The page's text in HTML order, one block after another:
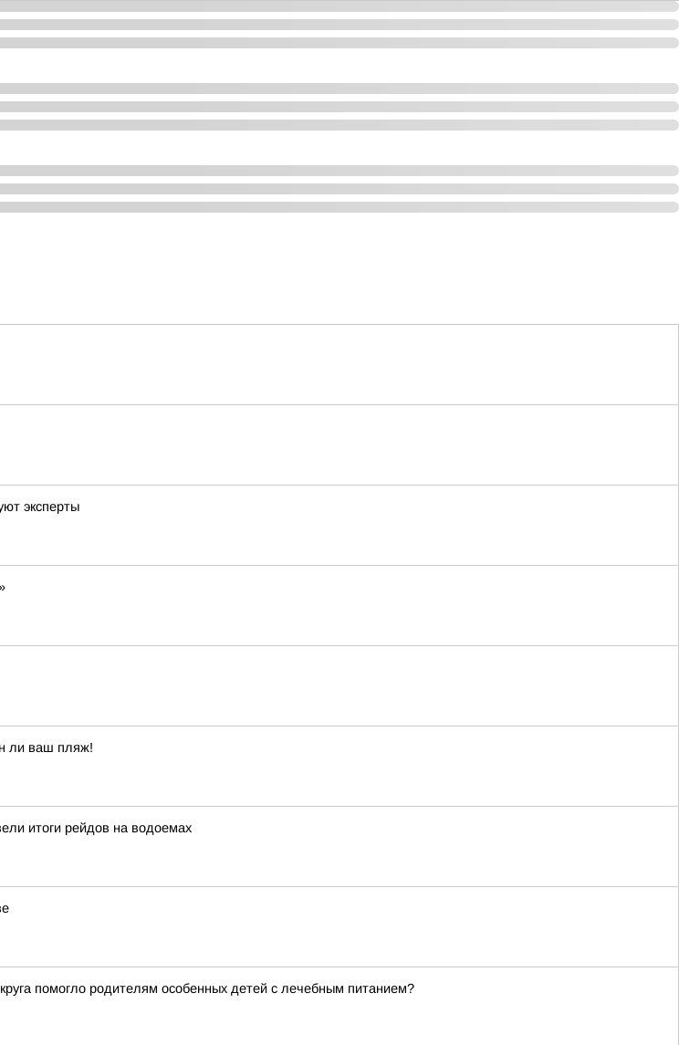
эксперты
ли ваш пляж!
итоги рейдов на водоемах
помогло родителям особенных детей с лечебным питанием?